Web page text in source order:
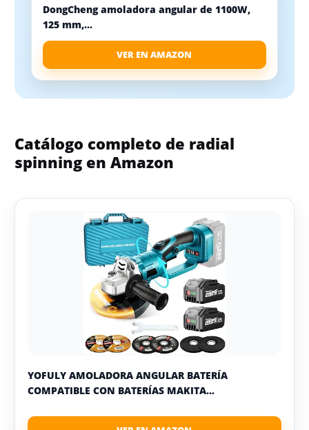
DongCheng amoladora angular de 1100W,
125 mm,...
VER EN AMAZON
Catálogo completo de radial
spinning en Amazon
YOFULY AMOLADORA ANGULAR BATERÍA
COMPATIBLE CON BATERÍAS MAKITA...